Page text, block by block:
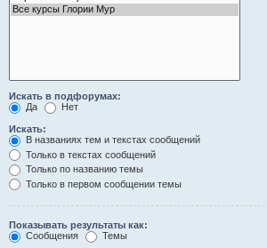
Искать в подфорумах:
Да
Нет
Искать:
В названиях тем и текстах сообщений
Только в текстах сообщений
Только по названию темы
Только в первом сообщении темы
Показывать результаты как:
Сообщения
Темы